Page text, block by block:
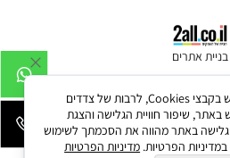
בניית אתרים
לידיעתך, באתרנו נעשה שימוש בקבצי Cookies, לרבות של צדדים
באתר, שיפור חוויית הגלישה והצגת
באתר מהווה את הסכמתך לשימוש
הפרטיות. מדיניות הפרטיות